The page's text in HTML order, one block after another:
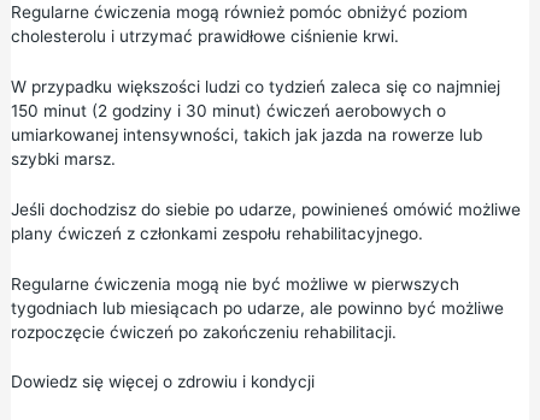
Regularne ćwiczenia mogą również pomóc obniżyć poziom
cholesterolu i utrzymać prawidłowe ciśnienie krwi.
W przypadku większości ludzi co tydzień zaleca się co najmniej
150 minut (2 godziny i 30 minut) ćwiczeń aerobowych o
umiarkowanej intensywności, takich jak jazda na rowerze lub
szybki marsz.
Jeśli dochodzisz do siebie po udarze, powinieneś omówić możliwe
plany ćwiczeń z członkami zespołu rehabilitacyjnego.
Regularne ćwiczenia mogą nie być możliwe w pierwszych
tygodniach lub miesiącach po udarze, ale powinno być możliwe
rozpoczęcie ćwiczeń po zakończeniu rehabilitacji.
Dowiedz się więcej o zdrowiu i kondycji